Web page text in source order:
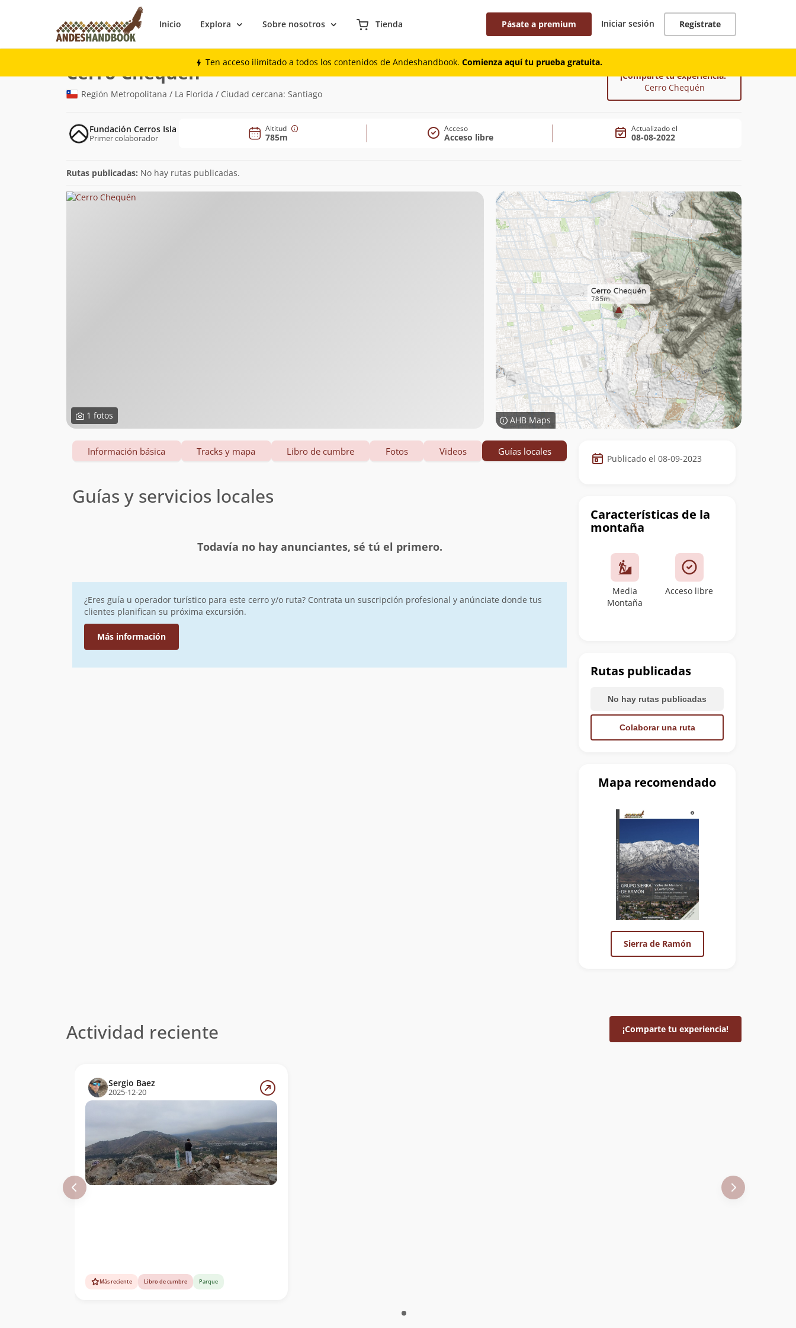
Inicio Explora Sobre nosotros Tienda Pásate a premium Iniciar sesión Regístrate
Ten acceso ilimitado a todos los contenidos de Andeshandbook. Comienza aquí tu prueba gratuita.
Montaña
Cerro Chequén(785m)
Región Metropolitana / La Florida / Ciudad cercana: Santiago
¡Comparte tu experiencia!
Cerro Chequén
Fundación Cerros Isla
Primer colaborador
Altitud
785m
Acceso
Acceso libre
Actualizado el
08-08-2022
Rutas publicadas: No hay rutas publicadas.
1 fotos AHB Maps
Datos
de
cumbre
Publicado el 08-09-2023
Características de la
montaña
Media
Montaña
Acceso libre
Rutas publicadas
No hay rutas publicadas
Colaborar una ruta
Mapa recomendado
Sierra de Ramón
Información básica Tracks y mapa Libro de cumbre Fotos Videos Guías locales
Guías y servicios locales
Todavía no hay anunciantes, sé tú el primero.
¿Eres guía u operador turístico para este cerro y/o ruta? Contrata un suscripción profesional y anúnciate donde tus
clientes planifican su próxima excursión.
Más información
Actividad reciente ¡Comparte tu experiencia!
Sergio Baez
2025-12-20
Más reciente Libro de cumbre Parque